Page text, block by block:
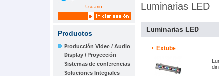
Usuario
Productos
Producción Video / Audio
Display / Proyección
Sistemas de conferencias
Soluciones Integrales
Luminarias LED
Luminarias LED
Extube